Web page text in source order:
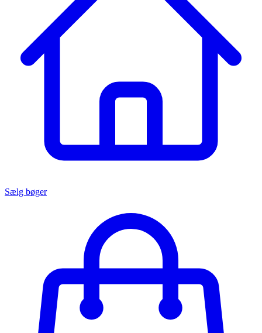
Sælg bøger